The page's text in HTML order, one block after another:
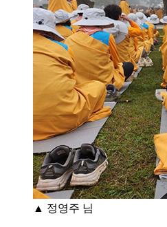
▲ 정영주 님